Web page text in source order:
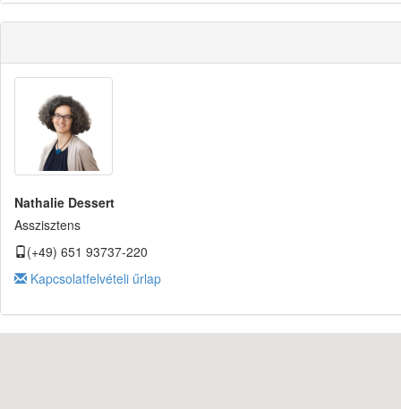
Nathalie Dessert
Asszisztens
(+49) 651 93737-220
Kapcsolatfelvételi űrlap